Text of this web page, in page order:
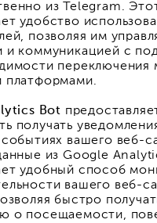
из Telegram.
удобство
позволяя им
и коммуникацией с
переключения
платформами.
Bot
получать
вашего веб-
из Google
удобный способ
вашего веб-
быстро
о посещаемости,